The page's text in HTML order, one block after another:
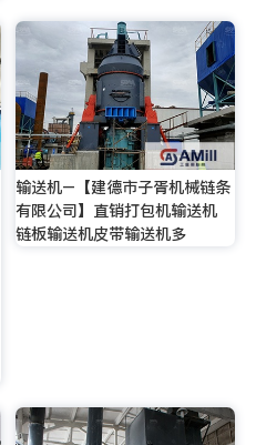
输送机–【建德市子胥机械链条
有限公司】直销打包机输送机
链板输送机皮带输送机多